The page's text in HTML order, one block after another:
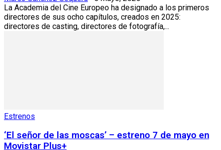
La Academia del Cine Europeo ha designado a los primeros
directores de sus ocho capítulos, creados en 2025:
directores de casting, directores de fotografía,...
Estrenos
‘El señor de las moscas’ – estreno 7 de mayo en
Movistar Plus+